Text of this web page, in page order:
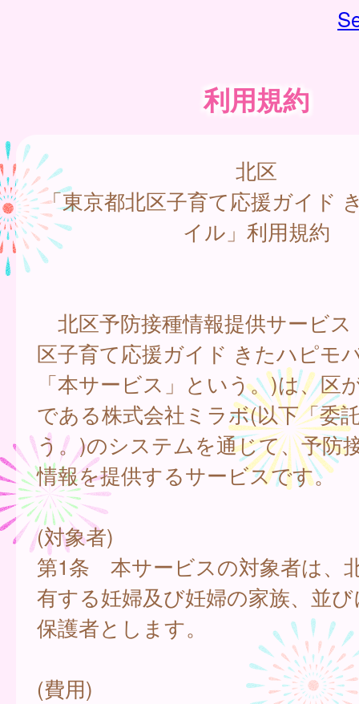
利用規約
北区
「東京都北区子育て応援ガイド
イル」利用規約
北区予防接種情報提供サービス
区子育て応援ガイド きたハピモ
「本サービス」という。)は、区
である株式会社ミラボ(以下「委
う。)のシステムを通じて、予防
情報を提供するサービスです。
(対象者)
第1条 本サービスの対象者は、
有する妊婦及び妊婦の家族、並
保護者とします。
(費用)